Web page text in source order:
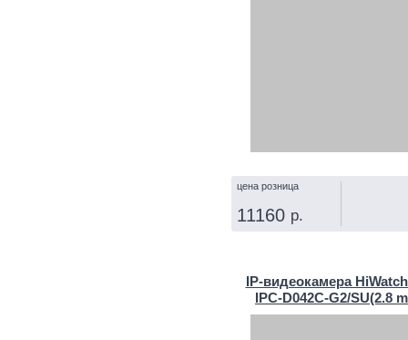
цена розница
11160 р.
IP‑видеокамера
IPC-D042C-G2/SU(2.8